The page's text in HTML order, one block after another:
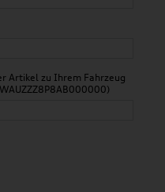
Artikel zu Ihrem Fahrzeug